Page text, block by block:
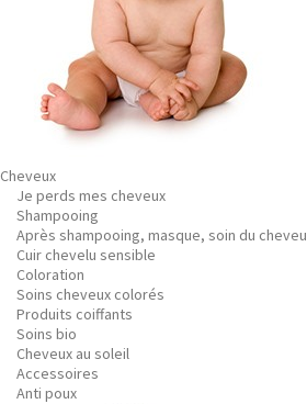
Cheveux
Je perds mes cheveux
Shampooing
Après shampooing, masque, soin du cheveu
Cuir chevelu sensible
Coloration
Soins cheveux colorés
Produits coiffants
Soins bio
Cheveux au soleil
Accessoires
Anti poux